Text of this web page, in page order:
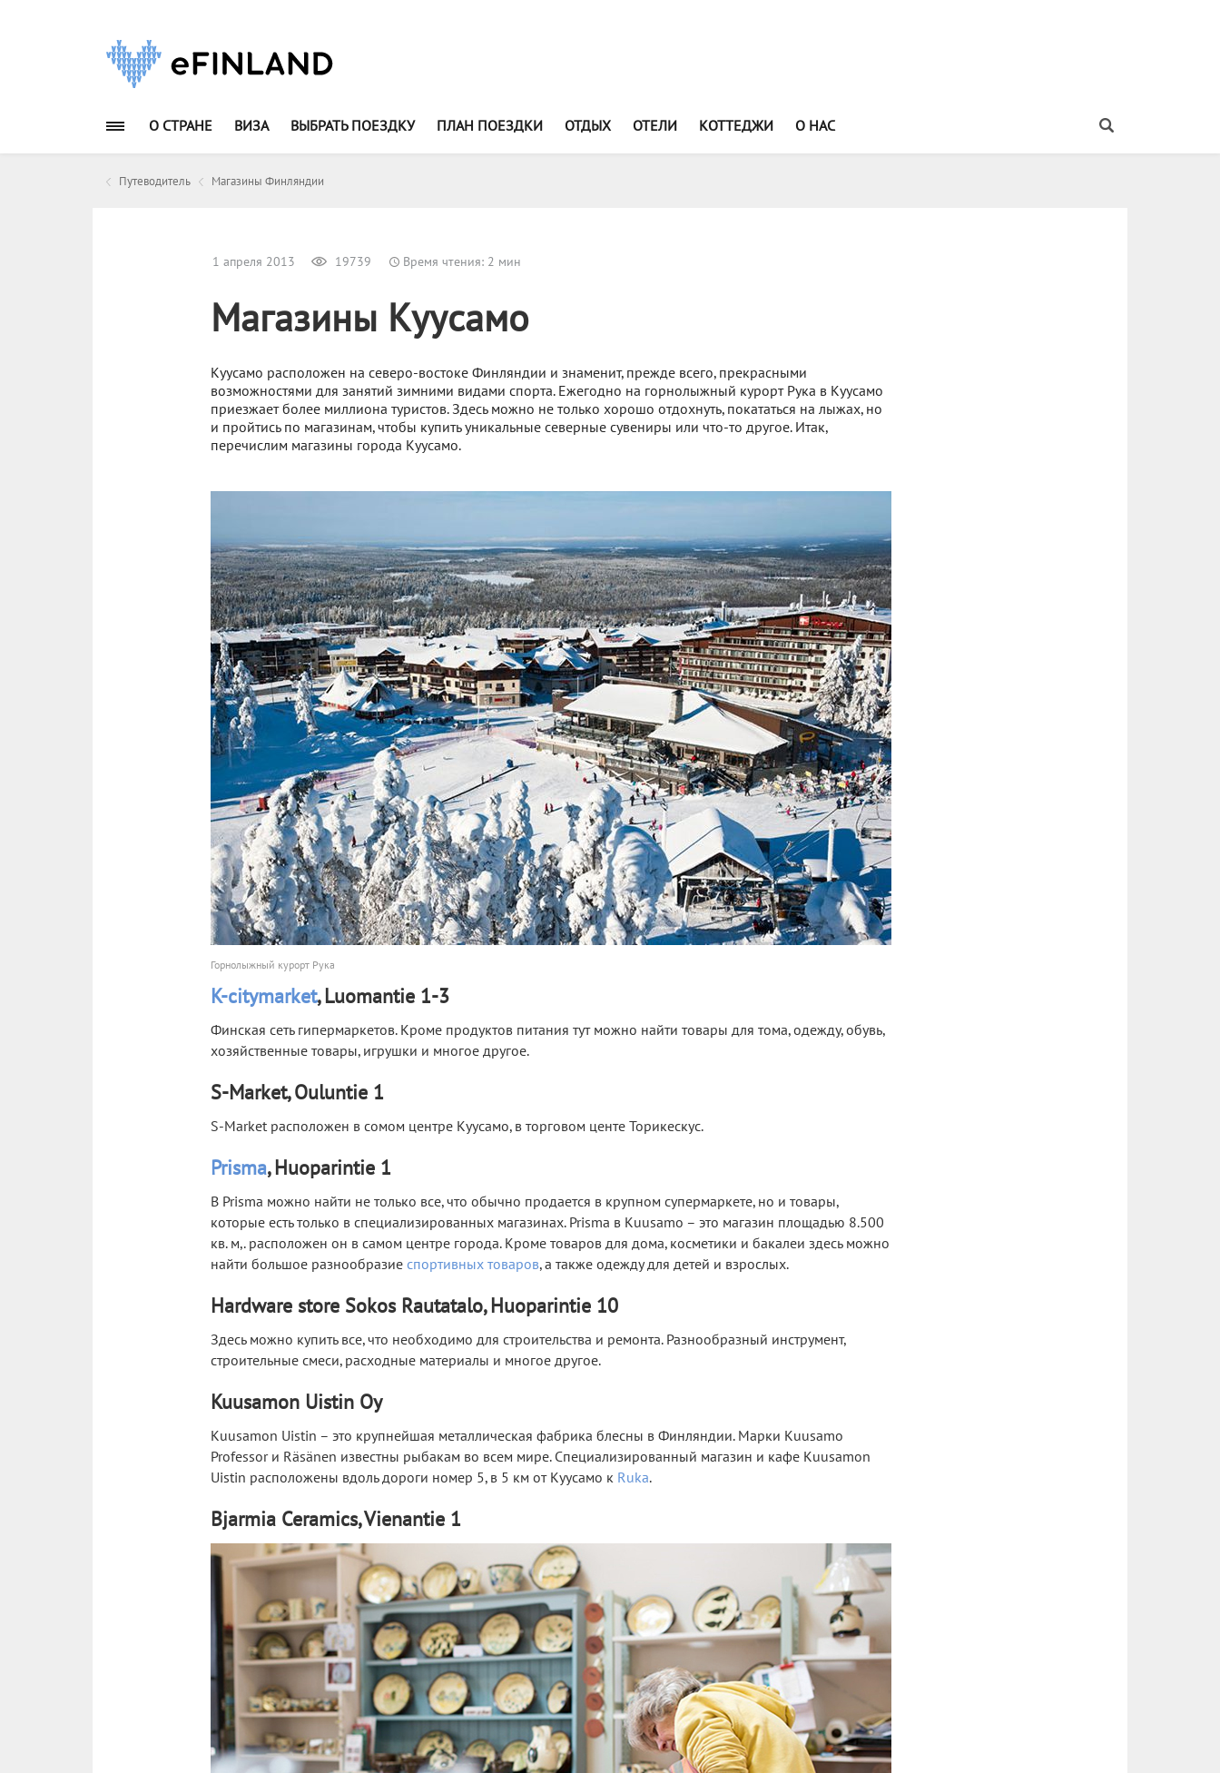
О СТРАНЕ ВИЗА ВЫБРАТЬ ПОЕЗДКУ ПЛАН ПОЕЗДКИ ОТДЫХ ОТЕЛИ КОТТЕДЖИ О НАС
Путеводитель Магазины Финляндии
1 апреля 2013 19739 Время чтения: 2 мин
Магазины Куусамо
Куусамо расположен на северо-востоке Финляндии и знаменит, прежде всего, прекрасными
возможностями для занятий зимними видами спорта. Ежегодно на горнолыжный курорт Рука в Куусамо
приезжает более миллиона туристов. Здесь можно не только хорошо отдохнуть, покататься на лыжах, но
и пройтись по магазинам, чтобы купить уникальные северные сувениры или что-то другое. Итак,
перечислим магазины города Куусамо.
Горнолыжный курорт Рука
K-citymarket, Luomantie 1-3
Финская сеть гипермаркетов. Кроме продуктов питания тут можно найти товары для тома, одежду, обувь,
хозяйственные товары, игрушки и многое другое.
S-Market, Ouluntie 1
S-Market расположен в сомом центре Куусамо, в торговом центе Торикескус.
Prisma, Huoparintie 1
В Prisma можно найти не только все, что обычно продается в крупном супермаркете, но и товары,
которые есть только в специализированных магазинах. Prisma в Kuusamo – это магазин площадью 8.500
кв. м,. расположен он в самом центре города. Кроме товаров для дома, косметики и бакалеи здесь можно
найти большое разнообразие спортивных товаров, а также одежду для детей и взрослых.
Hardware store Sokos Rautatalo, Huoparintie 10
Здесь можно купить все, что необходимо для строительства и ремонта. Разнообразный инструмент,
строительные смеси, расходные материалы и многое другое.
Kuusamon Uistin Oy
Kuusamon Uistin – это крупнейшая металлическая фабрика блесны в Финляндии. Марки Kuusamo
Professor и Räsänen известны рыбакам во всем мире. Специализированный магазин и кафе Kuusamon
Uistin расположены вдоль дороги номер 5, в 5 км от Куусамо к Ruka.
Bjarmia Ceramics, Vienantie 1